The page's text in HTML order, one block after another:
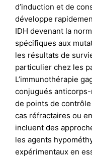
d’induction et de
développe
IDH devenant la
spécifiques aux
les résultats de
particulier chez les
L’immunothérapie
conjugués
de points de
cas réfractaires ou
incluent des
les agents
expérimentaux en